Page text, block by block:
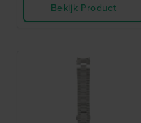
Bekijk Product